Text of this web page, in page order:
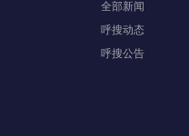
全部新闻
呼搜动态
呼搜公告